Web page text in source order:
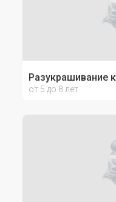
Разукрашивание
от 5 до 8 лет